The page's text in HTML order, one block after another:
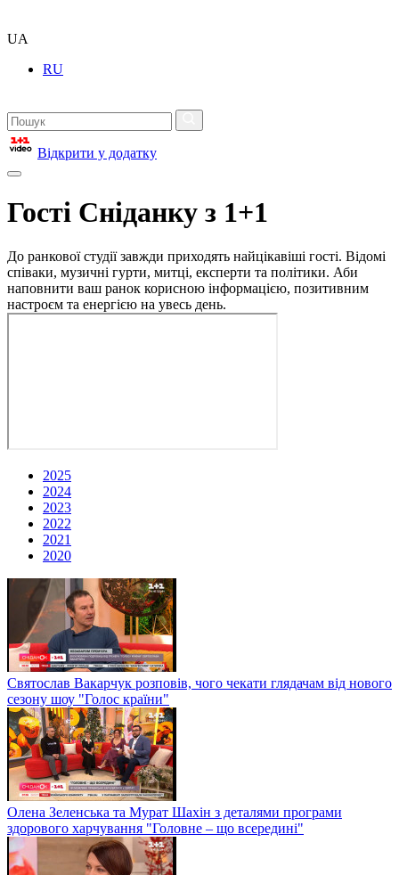
UA
RU
Відкрити у додатку
Гості Сніданку з 1+1
До ранкової студії завжди приходять найцікавіші гості. Відомі
співаки, музичні гурти, митці, експерти та політики. Аби
наповнити ваш ранок корисною інформацією, позитивним
настроєм та енергією на увесь день.
2025
2024
2023
2022
2021
2020
Святослав Вакарчук розповів, чого чекати глядачам від нового
сезону шоу "Голос країни"
Олена Зеленська та Мурат Шахін з деталями програми
здорового харчування "Головне – що всередині"